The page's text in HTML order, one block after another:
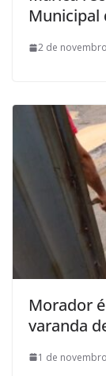
Municipal
2 de
Morador
varanda
1 de